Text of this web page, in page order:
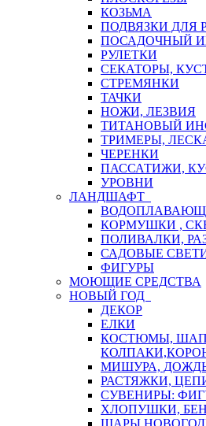
КОЗЬМА
ПОДВЯЗКИ ДЛЯ
ПОСАДОЧНЫЙ
РУЛЕТКИ
СЕКАТОРЫ,
СТРЕМЯНКИ
ТАЧКИ
НОЖИ, ЛЕЗВИЯ
ТИТАНОВЫЙ
ТРИМЕРЫ,
ЧЕРЕНКИ
ПАССАТИЖИ,
УРОВНИ
ЛАНДШАФТ
КОРМУШКИ ,
ПОЛИВАЛКИ,
САДОВЫЕ
ФИГУРЫ
МОЮЩИЕ СРЕДСТВА
НОВЫЙ ГОД
ДЕКОР
ЕЛКИ
КОСТЮМЫ,
МИШУРА,
РАСТЯЖКИ,
СУВЕНИРЫ:
ХЛОПУШКИ,
ШАРЫ